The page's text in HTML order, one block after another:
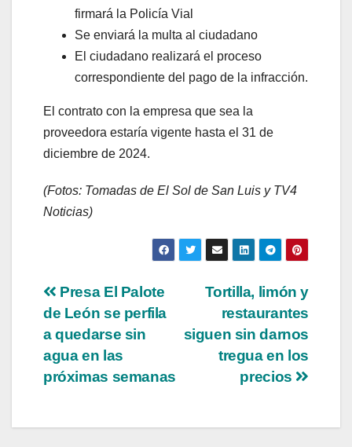
firmará la Policía Vial
Se enviará la multa al ciudadano
El ciudadano realizará el proceso
correspondiente del pago de la infracción.
El contrato con la empresa que sea la
proveedora estaría vigente hasta el 31 de
diciembre de 2024.
(Fotos: Tomadas de El Sol de San Luis y TV4
Noticias)
Tortilla, limón y
restaurantes
siguen sin darnos
tregua en los
precios
Presa El Palote
de León se perfila
a quedarse sin
agua en las
próximas semanas